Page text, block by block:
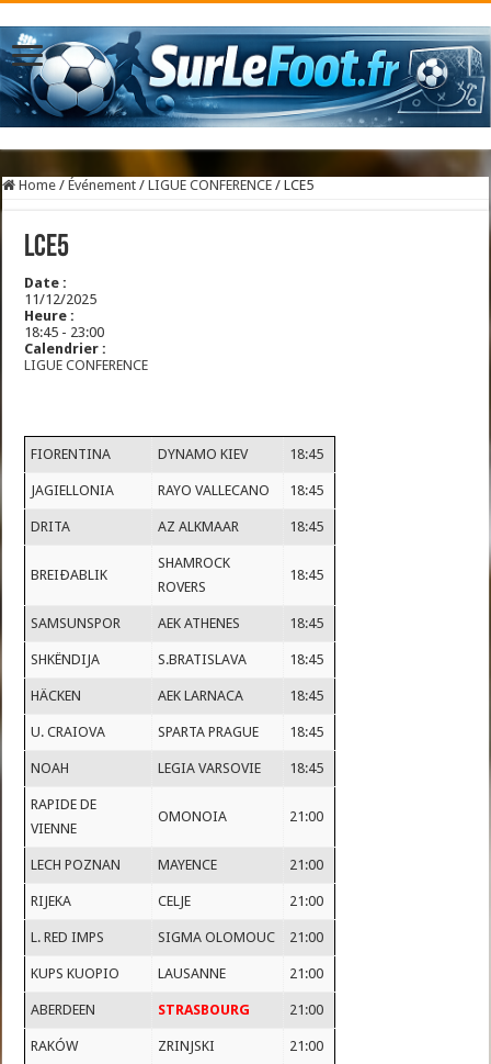
Home / Événement / LIGUE CONFERENCE / LCE5
LCE5
Date :
11/12/2025
Heure :
18:45 - 23:00
Calendrier :
LIGUE CONFERENCE
FIORENTINA DYNAMO KIEV 18:45
JAGIELLONIA RAYO VALLECANO 18:45
DRITA AZ ALKMAAR 18:45
BREIÐABLIK
SHAMROCK
ROVERS
18:45
SAMSUNSPOR AEK ATHENES 18:45
SHKËNDIJA S.BRATISLAVA 18:45
HÄCKEN AEK LARNACA 18:45
U. CRAIOVA SPARTA PRAGUE 18:45
NOAH LEGIA VARSOVIE 18:45
RAPIDE DE
VIENNE
OMONOIA 21:00
LECH POZNAN MAYENCE 21:00
RIJEKA CELJE 21:00
L. RED IMPS SIGMA OLOMOUC 21:00
KUPS KUOPIO LAUSANNE 21:00
ABERDEEN STRASBOURG 21:00
RAKÓW ZRINJSKI 21:00